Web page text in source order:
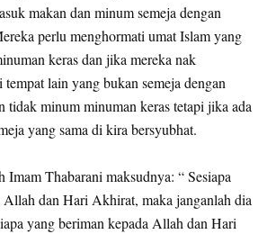
makan dan minum semeja dengan
perlu menghormati umat Islam yang
keras dan jika mereka nak
lain yang bukan semeja dengan
tidak minum minuman keras tetapi jika ada
yang sama di kira bersyubhat.
Imam Thabarani maksudnya: “ Sesiapa
Allah dan Hari Akhirat, maka janganlah dia
yang beriman kepada Allah dan Hari